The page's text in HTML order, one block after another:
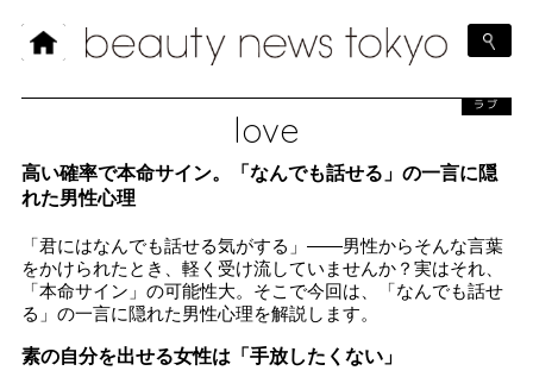
love
ラブ
高い確率で本命サイン。「なんでも話せる」の一言に隠
れた男性心理
「君にはなんでも話せる気がする」――男性からそんな言葉
をかけられたとき、軽く受け流していませんか？実はそれ、
「本命サイン」の可能性大。そこで今回は、「なんでも話せ
る」の一言に隠れた男性心理を解説します。
素の自分を出せる女性は「手放したくない」